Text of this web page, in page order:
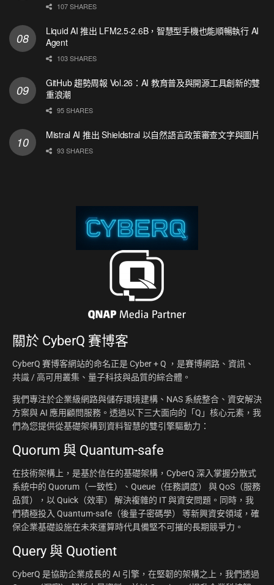
107 SHARES
Liquid AI 推出 LFM2.5-2.6B，智慧型手機也能順暢執行 AI
Agent
103 SHARES
GitHub 趨勢周報 Vol.26：AI 教育普及與開源工具創新的雙
重浪潮
95 SHARES
Mistral AI 推出 Shieldstral 以自然語言政策審查文字與圖片
93 SHARES
關於 CyberQ 賽博客
CyberQ 賽博客網站的命名正是 Cyber + Q ，是賽博網路、資訊、
共識 / 高可用叢集、量子科技與品質的綜合體。
我們專注於企業級網路與儲存環境建構、NAS 系統整合、資安解決
方案與 AI 應用顧問服務。透過以下三大面向的「Q」核心元素，我
們為您提供從基礎架構到資料智慧的雙引擎驅動力：
Quorum 與 Quantum-safe
在技術架構上，是基於信任的基礎架構，CyberQ 深入掌握分散式
系統中的 Quorum（一致性）、Queue（任務調度） 與 QoS（服務
品質），以 Quick（效率） 解決複雜的 IT 與資安問題。同時，我
們積極投入 Quantum-safe（後量子密碼學） 等新興資安領域，確
保企業基礎設施在未來運算時代具備堅不可摧的長期競爭力。
Query 與 Quotient
CyberQ 是協助企業成長的 AI 引擎，在堅韌的架構之上，我們透過